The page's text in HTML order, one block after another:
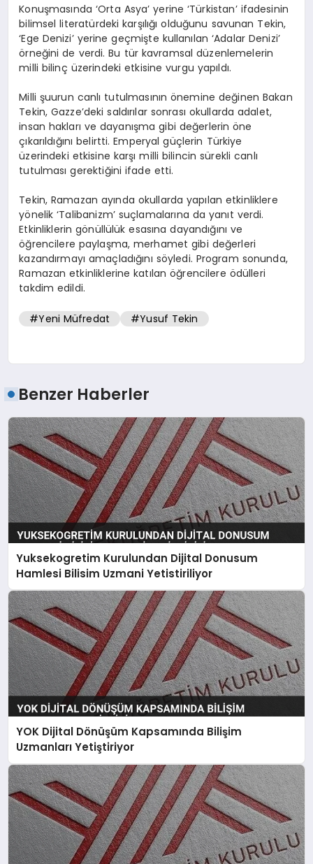
Konuşmasında ‘Orta Asya’ yerine ‘Türkistan’ ifadesinin
bilimsel literatürdeki karşılığı olduğunu savunan Tekin,
‘Ege Denizi’ yerine geçmişte kullanılan ‘Adalar Denizi’
örneğini de verdi. Bu tür kavramsal düzenlemelerin
milli bilinç üzerindeki etkisine vurgu yapıldı.
Milli şuurun canlı tutulmasının önemine değinen Bakan
Tekin, Gazze’deki saldırılar sonrası okullarda adalet,
insan hakları ve dayanışma gibi değerlerin öne
çıkarıldığını belirtti. Emperyal güçlerin Türkiye
üzerindeki etkisine karşı milli bilincin sürekli canlı
tutulması gerektiğini ifade etti.
Tekin, Ramazan ayında okullarda yapılan etkinliklere
yönelik ‘Talibanizm’ suçlamalarına da yanıt verdi.
Etkinliklerin gönüllülük esasına dayandığını ve
öğrencilere paylaşma, merhamet gibi değerleri
kazandırmayı amaçladığını söyledi. Program sonunda,
Ramazan etkinliklerine katılan öğrencilere ödülleri
takdim edildi.
#Yeni Müfredat #Yusuf Tekin
Benzer Haberler
Yuksekogretim Kurulundan Dijital Donusum
Hamlesi Bilisim Uzmani Yetistiriliyor
YOK Dijital Dönüşüm Kapsamında Bilişim
Uzmanları Yetiştiriyor